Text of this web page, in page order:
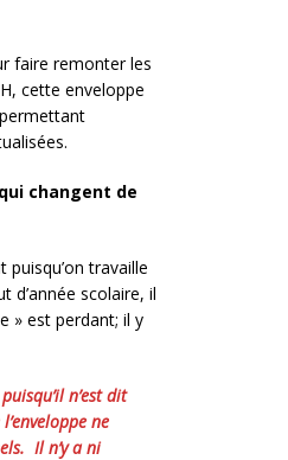
faire remonter les
cette enveloppe
changent de
travaille
d’année scolaire, il
» est perdant; il y
n’est dit
ne
Il n’y a ni